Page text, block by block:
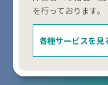
を行っております。
各種サービスを見